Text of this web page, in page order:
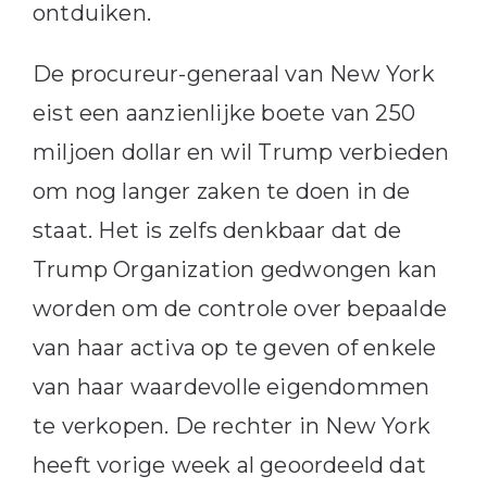
ontduiken.
De procureur-generaal van New York
eist een aanzienlijke boete van 250
miljoen dollar en wil Trump verbieden
om nog langer zaken te doen in de
staat. Het is zelfs denkbaar dat de
Trump Organization gedwongen kan
worden om de controle over bepaalde
van haar activa op te geven of enkele
van haar waardevolle eigendommen
te verkopen. De rechter in New York
heeft vorige week al geoordeeld dat